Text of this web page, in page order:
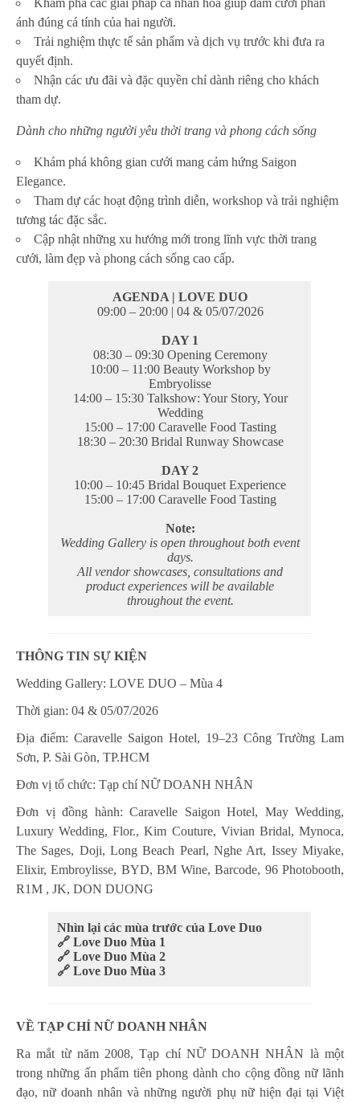
ánh đúng cá tính của hai người.
Trải nghiệm thực tế sản phẩm và dịch vụ trước khi đưa ra
quyết định.
Nhận các ưu đãi và đặc quyền chỉ dành riêng cho khách
tham dự.
Dành cho những người yêu thời trang và phong cách sống
Khám phá không gian cưới mang cảm hứng Saigon
Elegance.
Tham dự các hoạt động trình diễn, workshop và trải nghiệm
tương tác đặc sắc.
Cập nhật những xu hướng mới trong lĩnh vực thời trang
cưới, làm đẹp và phong cách sống cao cấp.
AGENDA | LOVE DUO
09:00 – 20:00 | 04 & 05/07/2026
DAY 1
08:30 – 09:30 Opening Ceremony
10:00 – 11:00 Beauty Workshop by
Embryolisse
14:00 – 15:30 Talkshow: Your Story, Your
Wedding
15:00 – 17:00 Caravelle Food Tasting
18:30 – 20:30 Bridal Runway Showcase
DAY 2
10:00 – 10:45 Bridal Bouquet Experience
15:00 – 17:00 Caravelle Food Tasting
Note:
Wedding Gallery is open throughout both event
days.
All vendor showcases, consultations and
product experiences will be available
throughout the event.
THÔNG TIN SỰ KIỆN
Wedding Gallery: LOVE DUO – Mùa 4
Thời gian: 04 & 05/07/2026
Địa điểm: Caravelle Saigon Hotel, 19–23 Công Trường Lam
Sơn, P. Sài Gòn, TP.HCM
Đơn vị tổ chức: Tạp chí NỮ DOANH NHÂN
Đơn vị đồng hành: Caravelle Saigon Hotel, May Wedding,
Luxury Wedding, Flor., Kim Couture, Vivian Bridal, Mynoca,
The Sages, Doji, Long Beach Pearl, Nghe Art, Issey Miyake,
Elixir, Embroylisse, BYD, BM Wine, Barcode, 96 Photobooth,
R1M , JK, DON DUONG
Nhìn lại các mùa trước của Love Duo
🔗 Love Duo Mùa 1
🔗 Love Duo Mùa 2
🔗 Love Duo Mùa 3
VỀ TẠP CHÍ NỮ DOANH NHÂN
Ra mắt từ năm 2008, Tạp chí NỮ DOANH NHÂN là một
trong những ấn phẩm tiên phong dành cho cộng đồng nữ lãnh
đạo, nữ doanh nhân và những người phụ nữ hiện đại tại Việt